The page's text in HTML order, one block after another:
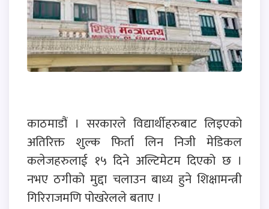
काठमाडौं । सरकारले विद्यार्थीहरुबाट लिइएको
अतिरिक्त शुल्क फिर्ता लिन निजी मेडिकल
कलेजहरुलाई १५ दिने अल्टिमेटम दिएको छ ।
नभए ठगीको मुद्दा चलाउन बाध्य हुने शिक्षामन्त्री
गिरिराजमणि पोखरेलले बताए ।